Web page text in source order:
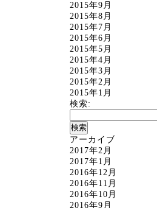
2015年9月
2015年8月
2015年7月
2015年6月
2015年5月
2015年4月
2015年3月
2015年2月
2015年1月
検索:
アーカイブ
2017年2月
2017年1月
2016年12月
2016年11月
2016年10月
2016年9月